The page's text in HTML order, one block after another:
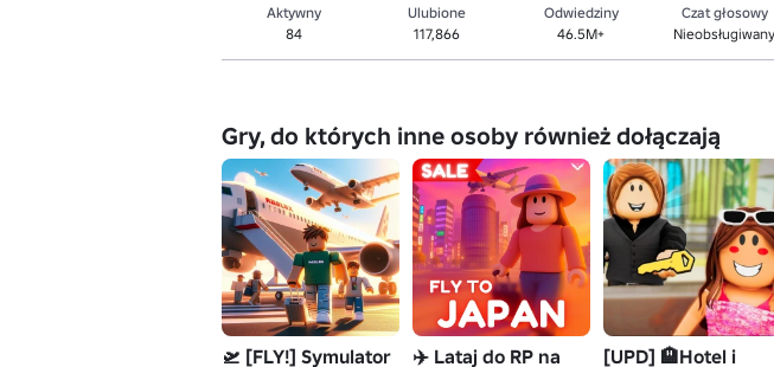
Aktywny
84
Ulubione
117,866
Odwiedziny
46.5M+
Czat głosowy
Nieobsługiwany
Gry, do których inne osoby również dołączają
🛫 [FLY!] Symulator ✈️ Lataj do RP na [UPD] 🏨Hotel i